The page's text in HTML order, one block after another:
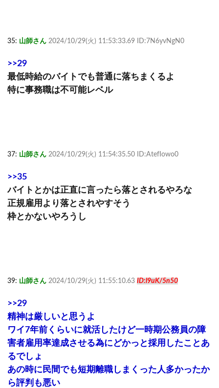
35: 山師さん 2024/10/29(火) 11:53:33.69 ID:7N6yvNgN0
>>29
最低時給のバイトでも普通に落ちまくるよ
特に事務職は不可能レベル
37: 山師さん 2024/10/29(火) 11:54:35.50 ID:AtefIowo0
>>35
バイトとかは正直に言ったら落とされるやろな
正規雇用より落とされやすそう
枠とかないやろうし
39: 山師さん 2024/10/29(火) 11:55:10.63 ID:l9uK/5n50
>>29
精神は厳しいと思うよ
ワイ7年前くらいに就活したけど一時期公務員の障
害者雇用率達成させる為にどかっと採用したことあ
るでしょ
あの時に民間でも短期離職しまくった人多かったか
ら評判も悪い